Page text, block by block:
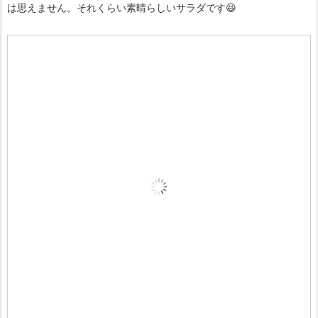
は思えません。それくらい素晴らしいサラダです😆